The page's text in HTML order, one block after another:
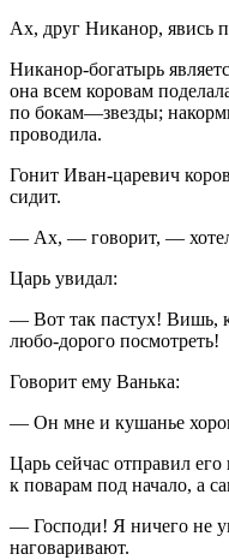
Ах, друг Никанор, явись
Никанор-богатырь
она всем коровам
по бокам—звезды;
проводила.
Гонит Иван-царевич
сидит.
— Ах, — говорит, — хотел
Царь увидал:
— Вот так пастух! Вишь,
любо-дорого посмотреть!
Говорит ему Ванька:
— Он мне и кушанье
Царь сейчас отправил
к поварам под начало, а
— Господи! Я ничего не
наговаривают.